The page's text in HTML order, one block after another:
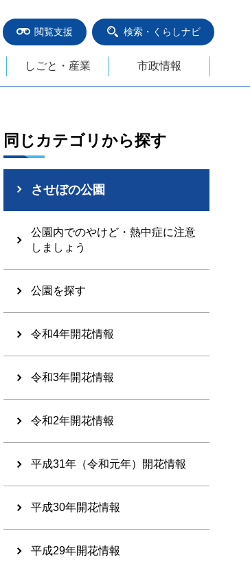
閲覧支援 検索・くらしナビ
しごと・産業 市政情報
同じカテゴリから探す
させぼの公園
公園内でのやけど・熱中症に注意
しましょう
公園を探す
令和4年開花情報
令和3年開花情報
令和2年開花情報
平成31年（令和元年）開花情報
平成30年開花情報
平成29年開花情報